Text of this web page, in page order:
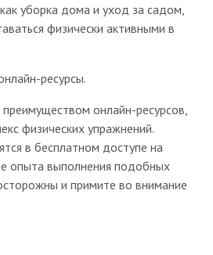
уборка дома и уход за садом,
физически активными в
ресурсы.
онлайн-ресурсов,
физических упражнений.
в бесплатном доступе на
опыта выполнения подобных
и примите во внимание